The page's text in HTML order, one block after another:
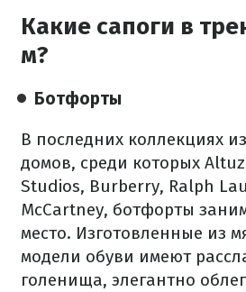
Какие сапоги в
м?
Ботфорты
В последних коллекциях
домов, среди которых
Studios, Burberry, Ralph
McCartney, ботфорты
место. Изготовленные из
модели обуви имеют
голенища, элегантно